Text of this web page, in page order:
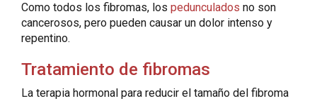
Como todos los fibromas, lospedunculados no son
cancerosos, pero pueden causar un dolor intenso y
repentino.
Tratamiento de fibromas
La terapia hormonal para reducir el tamaño del fibroma